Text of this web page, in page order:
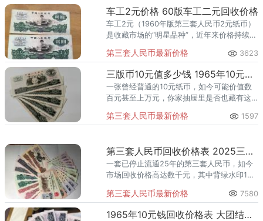
工人图案的纸币，因其
车工2元价格 60版车工二元回收价格
车工2元（1960年版第三套人民币2元纸币）
是收藏市场的“明星品种”，近年来价格持续走
因品相、版本不同，在1000元至2500元之间
波动，
第三套人民币最新价格 3623
三版币10元值多少钱 1965年10元价格
一张曾经普通的10元纸币，如今可能价值数
百元甚至上万元，你家抽屉里是否也藏有这
亲切地称之为“大团结”，是钱币收藏市场备受
第三套人民币最新价格 1597
第三套人民币回收价格表 2025三版币最新价格
一套已停止流通25年的第三套人民币，如今
市场回收价格高达数千元，其中背绿水印1角
单张价格也达到2000元！第三套人民币自
1962年发行，
第三套人民币最新价格 7580
1965年10元钱回收价格表 大团结拾元值多少钱